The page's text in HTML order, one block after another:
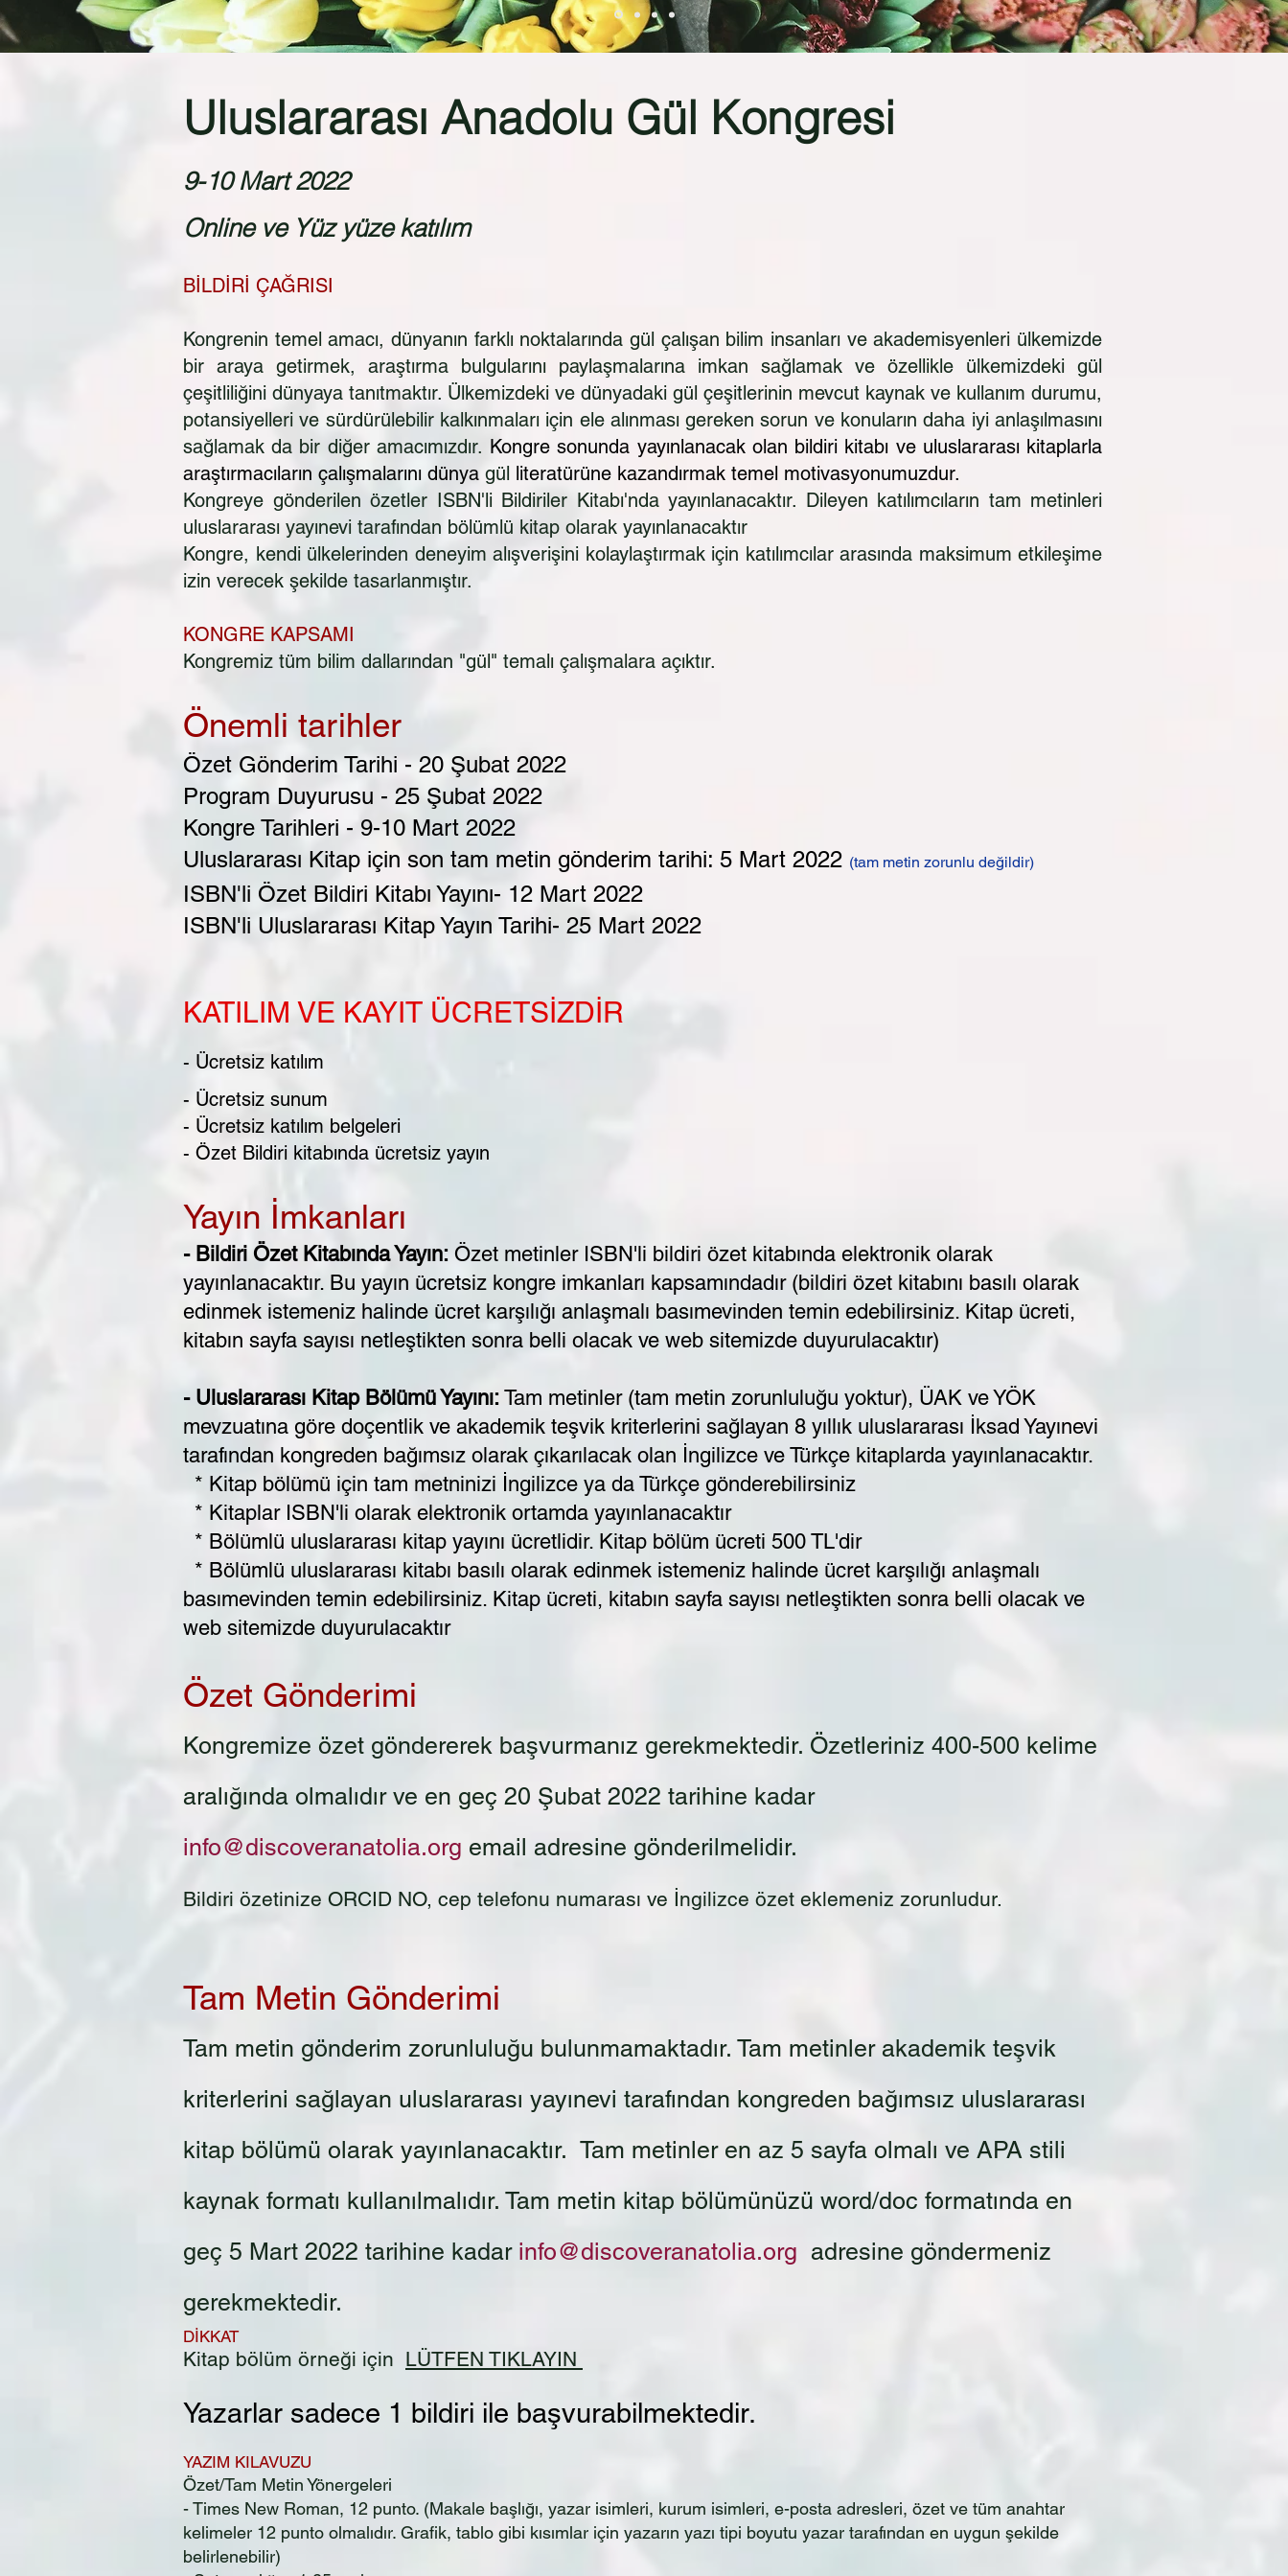
Uluslararası Anadolu Gül Kongresi
9-10 Mart 2022
Online ve Yüz yüze katılım
BİLDİRİ ÇAĞRISI
Kongrenin temel amacı, dünyanın farklı noktalarında gül çalışan bilim insanları ve akademisyenleri ülkemizde
bir araya getirmek, araştırma bulgularını paylaşmalarına imkan sağlamak ve özellikle ülkemizdeki gül
çeşitliliğini dünyaya tanıtmaktır. Ülkemizdeki ve dünyadaki gül çeşitlerinin mevcut kaynak ve kullanım durumu,
potansiyelleri ve sürdürülebilir kalkınmaları için ele alınması gereken sorun ve konuların daha iyi anlaşılmasını
sağlamak da bir diğer amacımızdır. Kongre sonunda yayınlanacak olan bildiri kitabı ve uluslararası kitaplarla
araştırmacıların çalışmalarını dünya gül literatürüne kazandırmak temel motivasyonumuzdur.
Kongreye gönderilen özetler ISBN'li Bildiriler Kitabı'nda yayınlanacaktır. Dileyen katılımcıların tam metinleri
uluslararası yayınevi tarafından bölümlü kitap olarak yayınlanacaktır
Kongre, kendi ülkelerinden deneyim alışverişini kolaylaştırmak için katılımcılar arasında maksimum etkileşime
izin verecek şekilde tasarlanmıştır.
KONGRE KAPSAMI
Kongremiz tüm bilim dallarından "gül" temalı çalışmalara açıktır.
Önemli tarihler
Özet Gönderim Tarihi - 20 Şubat 2022
Program Duyurusu - 25 Şubat 2022
Kongre Tarihleri - 9-10 Mart 2022
Uluslararası Kitap için son tam metin gönderim tarihi: 5 Mart 2022 (tam metin zorunlu değildir)
ISBN'li Özet Bildiri Kitabı Yayını- 12 Mart 2022
ISBN'li Uluslararası Kitap Yayın Tarihi- 25 Mart 2022
KATILIM VE KAYIT ÜCRETSİZDİR
- Ücretsiz katılım
- Ücretsiz sunum
- Ücretsiz katılım belgeleri
- Özet Bildiri kitabında ücretsiz yayın
Yayın İmkanları
- Bildiri Özet Kitabında Yayın: Özet metinler ISBN'li bildiri özet kitabında elektronik olarak
yayınlanacaktır. Bu yayın ücretsiz kongre imkanları kapsamındadır (bildiri özet kitabını basılı olarak
edinmek istemeniz halinde ücret karşılığı anlaşmalı basımevinden temin edebilirsiniz. Kitap ücreti,
kitabın sayfa sayısı netleştikten sonra belli olacak ve web sitemizde duyurulacaktır)
- Uluslararası Kitap Bölümü Yayını: Tam metinler (tam metin zorunluluğu yoktur), ÜAK ve YÖK
mevzuatına göre doçentlik ve akademik teşvik kriterlerini sağlayan 8 yıllık uluslararası İksad Yayınevi
tarafından kongreden bağımsız olarak çıkarılacak olan İngilizce ve Türkçe kitaplarda yayınlanacaktır.
* Kitap bölümü için tam metninizi İngilizce ya da Türkçe gönderebilirsiniz
* Kitaplar ISBN'li olarak elektronik ortamda yayınlanacaktır
* Bölümlü uluslararası kitap yayını ücretlidir. Kitap bölüm ücreti 500 TL'dir
* Bölümlü uluslararası kitabı basılı olarak edinmek istemeniz halinde ücret karşılığı anlaşmalı
basımevinden temin edebilirsiniz. Kitap ücreti, kitabın sayfa sayısı netleştikten sonra belli olacak ve
web sitemizde duyurulacaktır
Özet Gönderimi
Kongremize özet göndererek başvurmanız gerekmektedir. Özetleriniz 400-500 kelime
aralığında olmalıdır ve en geç 20 Şubat 2022 tarihine kadar
info@discoveranatolia.org email adresine gönderilmelidir.
Bildiri özetinize ORCID NO, cep telefonu numarası ve İngilizce özet eklemeniz zorunludur.
Tam Metin Gönderimi
Tam metin gönderim zorunluluğu bulunmamaktadır. Tam metinler akademik teşvik
kriterlerini sağlayan uluslararası yayınevi tarafından kongreden bağımsız uluslararası
kitap bölümü olarak yayınlanacaktır. Tam metinler en az 5 sayfa olmalı ve APA stili
kaynak formatı kullanılmalıdır. Tam metin kitap bölümünüzü word/doc formatında en
geç 5 Mart 2022 tarihine kadar info@discoveranatolia.org adresine göndermeniz
gerekmektedir.
DİKKAT
Kitap bölüm örneği için LÜTFEN TIKLAYIN
Yazarlar sadece 1 bildiri ile başvurabilmektedir.
YAZIM KILAVUZU
Özet/Tam Metin Yönergeleri
- Times New Roman, 12 punto. (Makale başlığı, yazar isimleri, kurum isimleri, e-posta adresleri, özet ve tüm anahtar
kelimeler 12 punto olmalıdır. Grafik, tablo gibi kısımlar için yazarın yazı tipi boyutu yazar tarafından en uygun şekilde
belirlenebilir)